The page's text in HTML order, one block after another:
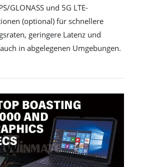
GLONASS und 5G LTE-
(optional) für schnellere
geringere Latenz und
in abgelegenen Umgebungen.